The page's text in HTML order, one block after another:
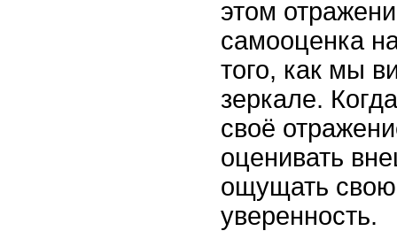
этом
самооценка
того, как мы
зеркале.
своё
оценивать
ощущать
уверенность.